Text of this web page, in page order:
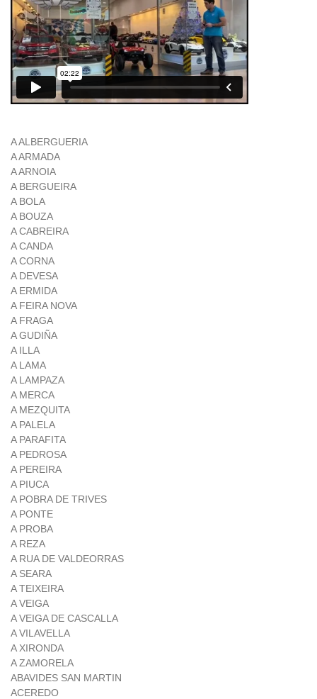
A ALBERGUERIA
A ARMADA
A ARNOIA
A BERGUEIRA
A BOLA
A BOUZA
A CABREIRA
A CANDA
A CORNA
A DEVESA
A ERMIDA
A FEIRA NOVA
A FRAGA
A GUDIÑA
A ILLA
A LAMA
A LAMPAZA
A MERCA
A MEZQUITA
A PALELA
A PARAFITA
A PEDROSA
A PEREIRA
A PIUCA
A POBRA DE TRIVES
A PONTE
A PROBA
A REZA
A RUA DE VALDEORRAS
A SEARA
A TEIXEIRA
A VEIGA
A VEIGA DE CASCALLA
A VILAVELLA
A XIRONDA
A ZAMORELA
ABAVIDES SAN MARTIN
ACEREDO